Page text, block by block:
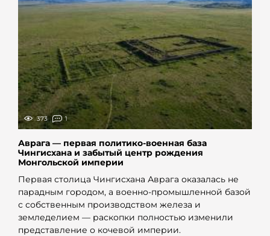
373 1
Аврага — первая политико-военная база
Чингисхана и забытый центр рождения
Монгольской империи
Первая столица Чингисхана Аврага оказалась не
парадным городом, а военно-промышленной базой
с собственным производством железа и
земледелием — раскопки полностью изменили
представление о кочевой империи.